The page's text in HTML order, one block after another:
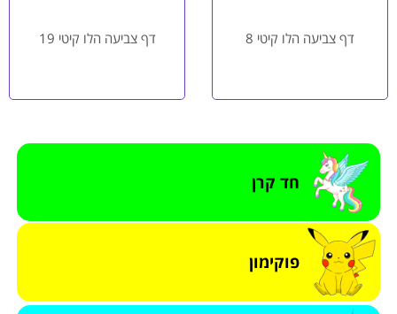
חד קרן
פוקימון
דף צביעה הלו קיטי 8 דף צביעה הלו קיטי 19